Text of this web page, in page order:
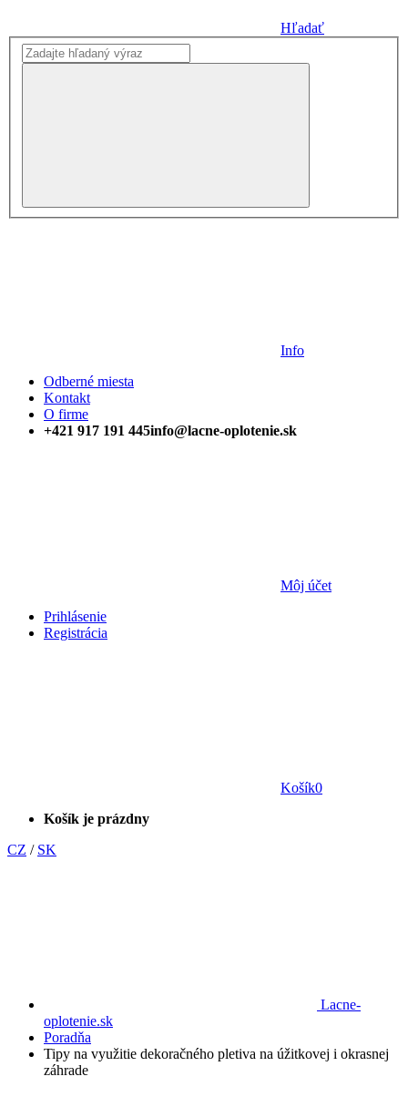
Hľadať
Info
Odberné miesta
Kontakt
O firme
+421 917 191 445info@lacne-oplotenie.sk
Môj účet
Prihlásenie
Registrácia
Košík0
Košík je prázdny
CZ / SK
Lacne-
oplotenie.sk
Poradňa
Tipy na využitie dekoračného pletiva na úžitkovej i okrasnej
záhrade